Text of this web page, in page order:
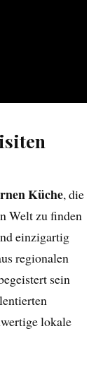
Küche, die
Welt zu finden
einzigartig
regionalen
sein
lokale